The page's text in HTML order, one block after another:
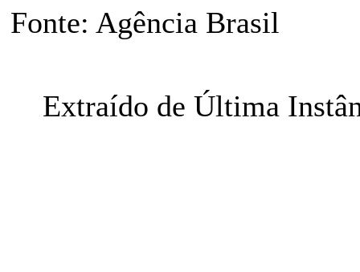
Fonte: Agência Brasil
Extraído de Última